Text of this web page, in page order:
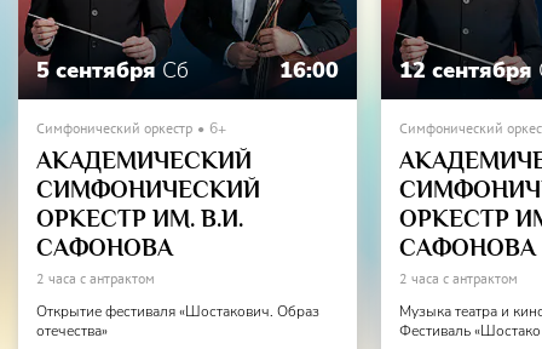
5 сентября Сб 16:00
Симфонический оркестр 6+
АКАДЕМИЧЕСКИЙ
СИМФОНИЧЕСКИЙ
ОРКЕСТР ИМ. В.И.
САФОНОВА
2 часа с антрактом
Открытие фестиваля «Шостакович. Образ
отечества»
12 сентября
Симфонический
ОРКЕСТР
САФОНОВА
2 часа с антрактом
Музыка театра и
Фестиваль